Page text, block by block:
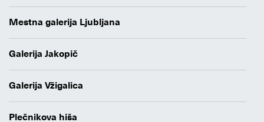
Mestna galerija Ljubljana
Galerija Jakopič
Galerija Vžigalica
Plečnikova hiša